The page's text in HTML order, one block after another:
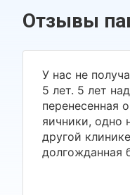
Отзывы
У нас не
5 лет. 5 лет
перенесенная
яичники, одно
другой
долгожданная